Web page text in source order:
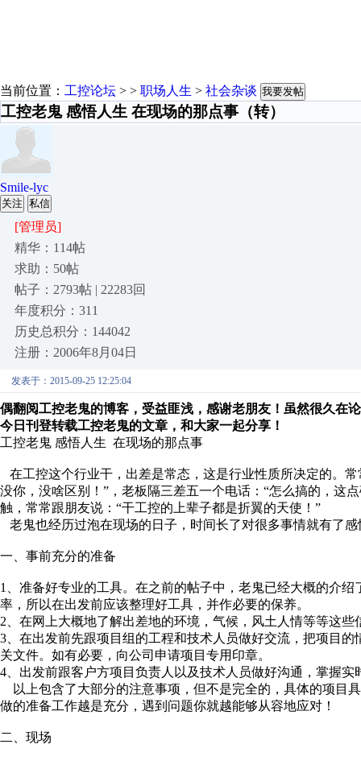
当前位置： 工控论坛 > > 职场人生 > 社会杂谈 我要发帖
工控老鬼 感悟人生 在现场的那点事（转）
Smile-lyc
关注 私信
[管理员]
精华：114帖
求助：50帖
帖子：2793帖 | 22283回
年度积分：311
历史总积分：144042
注册：2006年8月04日
发表于：2015-09-25 12:25:04
偶翻阅工控老鬼的博客，受益匪浅，感谢老朋友！虽然很久在
今日刊登转载工控老鬼的文章，和大家一起分享！
工控老鬼 感悟人生 在现场的那点事
在工控这个行业干，出差是常态，这是行业性质所决定的。
没你，没啥区别！”，老板隔三差五一个电话：“怎么搞的，这
触，常常跟朋友说：“干工控的上辈子都是折翼的天使！”
老鬼也经历过泡在现场的日子，时间长了对很多事情就有了
一、事前充分的准备
1、准备好专业的工具。在之前的帖子中，老鬼已经大概的介
率，所以在出发前应该整理好工具，并作必要的保养。
2、在网上大概地了解出差地的环境，气候，风土人情等等这
3、在出发前先跟项目组的工程和技术人员做好交流，把项目
关文件。如有必要，向公司申请项目专用印章。
4、出发前跟客户方项目负责人以及技术人员做好沟通，掌握
以上包含了大部分的注意事项，但不是完全的，具体的项目
做的准备工作越是充分，遇到问题你就越能够从容地应对！
二、现场